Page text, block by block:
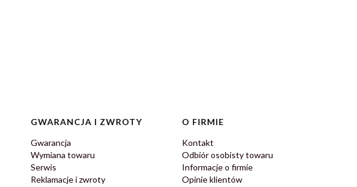
GWARANCJA I ZWROTY
Gwarancja
Wymiana towaru
Serwis
Reklamacje i zwroty
O FIRMIE
Kontakt
Odbiór osobisty towaru
Informacje o firmie
Opinie klientów